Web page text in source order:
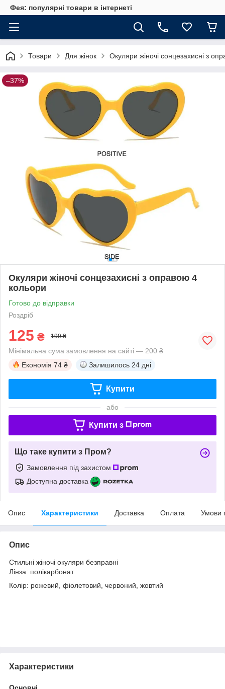
Фея: популярні товари в інтернеті
Товари Для жінок Окуляри жіночі сонцезахисні з
–37%
Окуляри жіночі сонцезахисні з оправою 4
кольори
Готово до відправки
Роздріб
125 ₴ 199 ₴
Мінімальна сума замовлення на сайті — 200 ₴
Економія 74 ₴ Залишилось 24 дні
Купити
або
Купити з
Що таке купити з Пром?
Замовлення під захистом
Доступна доставка
Опис Характеристики Доставка Оплата Умови
Опис
Стильні жіночі окуляри безправні
Лінза: полікарбонат
Колір: рожевий, фіолетовий, червоний, жовтий
Характеристики
Основні